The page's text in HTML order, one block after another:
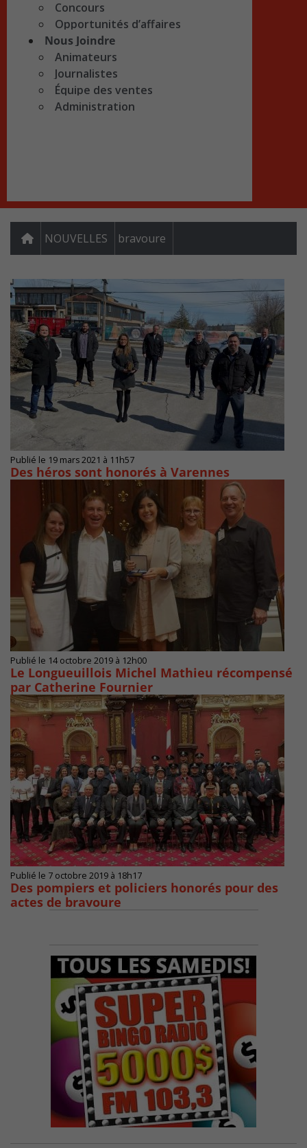
Concours
Opportunités d’affaires
Nous Joindre
Animateurs
Journalistes
Équipe des ventes
Administration
NOUVELLES bravoure
Publié le 19 mars 2021 à 11h57
Des héros sont honorés à Varennes
Publié le 14 octobre 2019 à 12h00
Le Longueuillois Michel Mathieu récompensé
par Catherine Fournier
Publié le 7 octobre 2019 à 18h17
Des pompiers et policiers honorés pour des
actes de bravoure